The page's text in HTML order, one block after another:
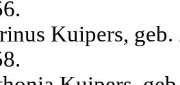
Kuipers,